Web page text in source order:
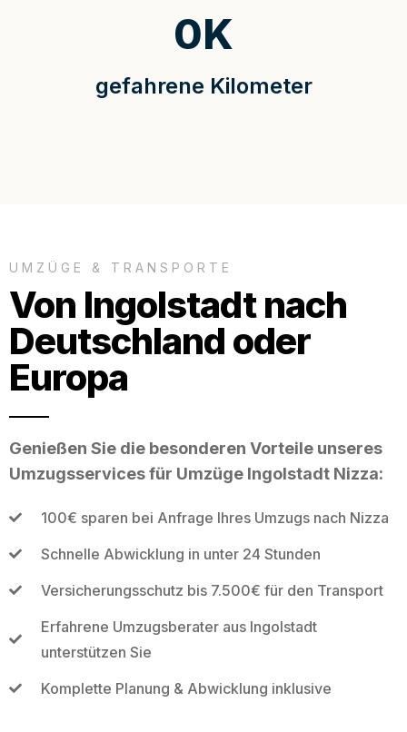
gefahrene Kilometer
0K
UMZÜGE & TRANSPORTE
Von Ingolstadt nach
Deutschland oder
Europa
Genießen Sie die besonderen Vorteile unseres
Umzugsservices für Umzüge Ingolstadt Nizza:
100€ sparen bei Anfrage Ihres Umzugs nach Nizza
Schnelle Abwicklung in unter 24 Stunden
Versicherungsschutz bis 7.500€ für den Transport
Erfahrene Umzugsberater aus Ingolstadt
unterstützen Sie
Komplette Planung & Abwicklung inklusive